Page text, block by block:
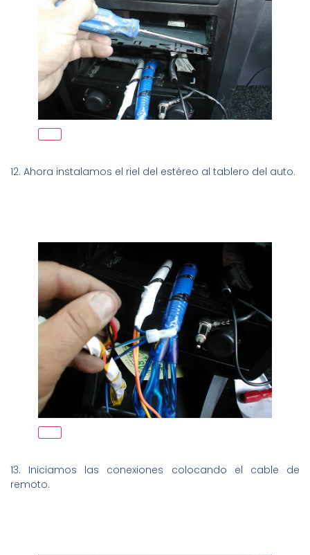
12. Ahora instalamos el riel del estéreo al tablero del auto.
13. Iniciamos las conexiones colocando el cable de
remoto.